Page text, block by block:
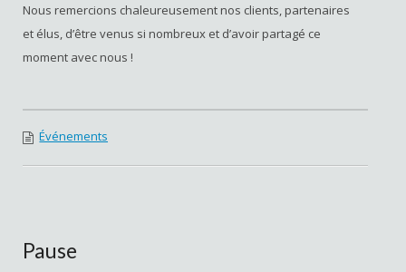
Nous remercions chaleureusement nos clients, partenaires
et élus, d’être venus si nombreux et d’avoir partagé ce
moment avec nous !
Événements
Pause